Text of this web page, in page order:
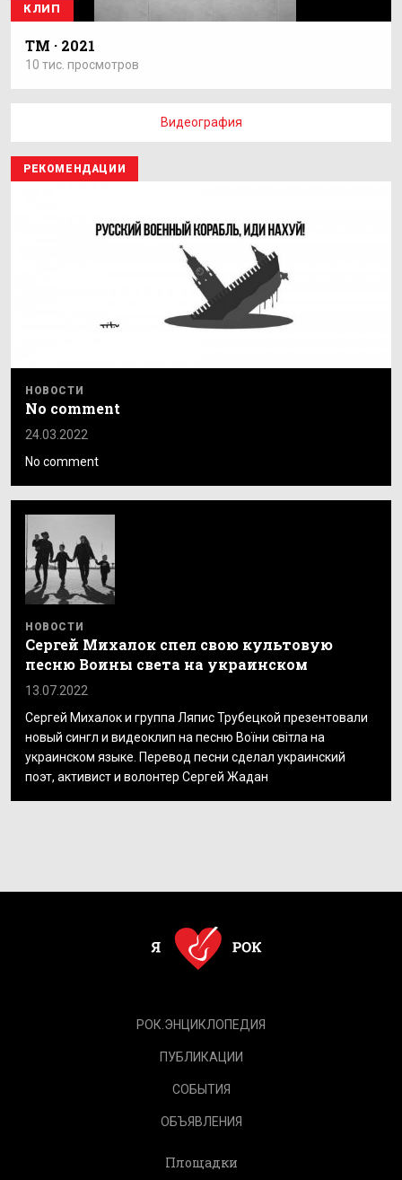
КЛИП
ТМ · 2021
10 тис. просмотров
Видеография
РЕКОМЕНДАЦИИ
НОВОСТИ
No comment
24.03.2022
No comment
НОВОСТИ
Сергей Михалок спел свою культовую
песню Воины света на украинском
13.07.2022
Сергей Михалок и группа Ляпис Трубецкой презентовали
новый сингл и видеоклип на песню Воїни світла на
украинском языке. Перевод песни сделал украинский
поэт, активист и волонтер Сергей Жадан
РОК.ЭНЦИКЛОПЕДИЯ
ПУБЛИКАЦИИ
СОБЫТИЯ
ОБЪЯВЛЕНИЯ
Площадки